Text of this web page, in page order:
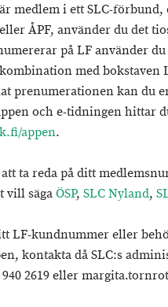
medlem i ett SLC-förbund,
ÅPF, använder du det
på LF använder
med bokstaven
prenumerationen kan du
och e-tidningen hittar
appen.
ta reda på ditt
vill sägaÖSP, SLC Nyland,
LF-kundnummer eller
kontakta då SLC:s
2619 eller